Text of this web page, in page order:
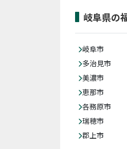
岐阜県の
岐阜市
多治見市
美濃市
恵那市
各務原市
瑞穂市
郡上市